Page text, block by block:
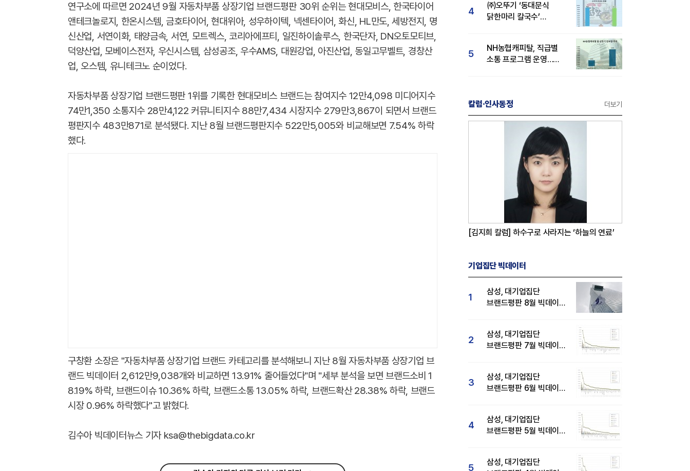
연구소에 따르면 2024년 9월 자동차부품 상장기업 브랜드평판 30위 순위는 현대모비스, 한국타이어
앤테크놀로지, 한온시스템, 금호타이어, 현대위아, 성우하이텍, 넥센타이어, 화신, HL만도, 세방전지, 명
신산업, 서연이화, 태양금속, 서연, 모트렉스, 코리아에프티, 일진하이솔루스, 한국단자, DN오토모티브,
덕양산업, 모베이스전자, 우신시스템, 삼성공조, 우수AMS, 대원강업, 아진산업, 동일고무벨트, 경창산
업, 오스템, 유니테크노 순이었다.
자동차부품 상장기업 브랜드평판 1위를 기록한 현대모비스 브랜드는 참여지수 12만4,098 미디어지수
74만1,350 소통지수 28만4,122 커뮤니티지수 88만7,434 시장지수 279만3,867이 되면서 브랜드
평판지수 483만871로 분석됐다. 지난 8월 브랜드평판지수 522만5,005와 비교해보면 7.54% 하락
했다.​
구창환 소장은 "자동차부품 상장기업 브랜드 카테고리를 분석해보니 지난 8월 자동차부품 상장기업 브
랜드 빅데이터 2,612만9,038개와 비교하면 13.91% 줄어들었다"며 "세부 분석을 보면 브랜드소비 1
8.19% 하락, 브랜드이슈 10.36% 하락, 브랜드소통 13.05% 하락, 브랜드확산 28.38% 하락, 브랜드
시장 0.96% 하락했다"고 밝혔다.
김수아 빅데이터뉴스 기자 ksa@thebigdata.co.kr
4
㈜오뚜기 ‘동대문식
닭한마리 칼국수’
5
NH농협캐피탈, 직급별
소통 프로그램 운영…
칼럼·인사동정 더보기
[김지희 칼럼] 하수구로 사라지는 ‘하늘의 연료’
기업집단 빅데이터
1
삼성, 대기업집단
브랜드평판 8월 빅데이터
2
삼성, 대기업집단
브랜드평판 7월 빅데이터
3
삼성, 대기업집단
브랜드평판 6월 빅데이터
4
삼성, 대기업집단
브랜드평판 5월 빅데이터
5
삼성, 대기업집단